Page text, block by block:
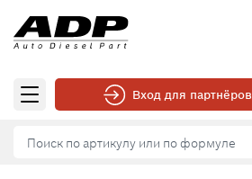
Вход для партнёров